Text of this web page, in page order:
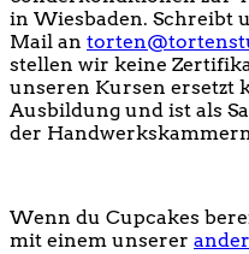
in Wiesbaden. Schreibt
Mail an
stellen wir keine
unseren Kursen ersetzt
Ausbildung und ist als
der
Wenn du Cupcakes
mit einem unserer